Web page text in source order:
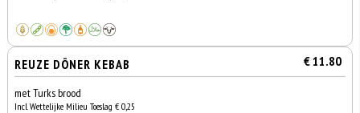
REUZE DÖNER KEBAB € 11.80
met Turks brood
Incl. Wettelijke Milieu Toeslag € 0,25